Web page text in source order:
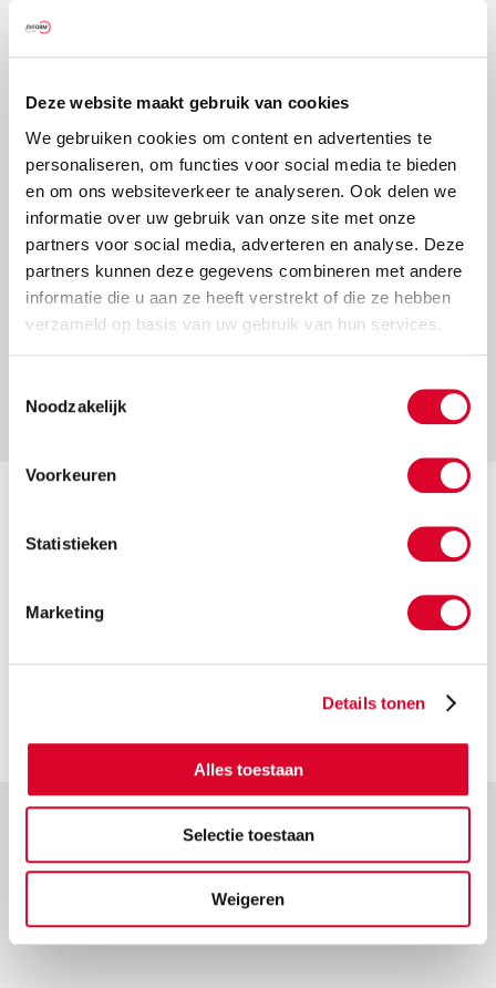
Deze website maakt gebruik van cookies
We gebruiken cookies om content en advertenties te
personaliseren, om functies voor social media te bieden
en om ons websiteverkeer te analyseren. Ook delen we
informatie over uw gebruik van onze site met onze
partners voor social media, adverteren en analyse. Deze
partners kunnen deze gegevens combineren met andere
informatie die u aan ze heeft verstrekt of die ze hebben
verzameld op basis van uw gebruik van hun services.
Noodzakelijk
Voorkeuren
Statistieken
Marketing
Details tonen
Alles toestaan
Selectie toestaan
Weigeren
bestimmten anderen neurologischen
Erkrankungen Unruhe empfinden. Die einzigartige,
Schaukelbewegung sorgt für Entspannung und
reduziert Unruhe. Dies wirkt sich auch positiv auf
das Umfeld aus (Angehörige, Pflegekräfte,
Mitbewohner).
Auf der speziellen Informationsseite erläutern wir
ausführlich die Einsatzmöglichkeiten des ZEN-
Pflegesessels – sowohl in Pflegeeinrichtungen als
auch im häuslichen Umfeld. Dort finden Sie auch
zahlreiche Erfahrungsberichte von Kundinnen und
weitere Informationen
Sehen Sie was ein Fitform-Sessel
für Sie bedeuten kann